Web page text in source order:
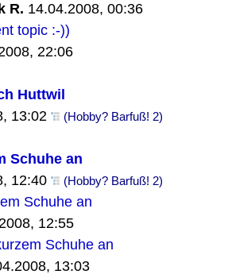
R. 14.04.2008, 00:36
topic :-))
22:06
Huttwil
13:02 (Hobby? Barfuß! 2)
Schuhe an
12:40 (Hobby? Barfuß! 2)
Schuhe an
12:55
Schuhe an
13:03